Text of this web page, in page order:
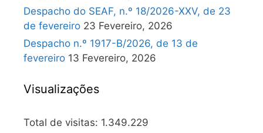
Despacho do SEAF, n.º 18/2026-XXV, de 23
de fevereiro 23 Fevereiro, 2026
Despacho n.º 1917-B/2026, de 13 de
fevereiro 13 Fevereiro, 2026
Visualizações
Total de visitas: 1.349.229